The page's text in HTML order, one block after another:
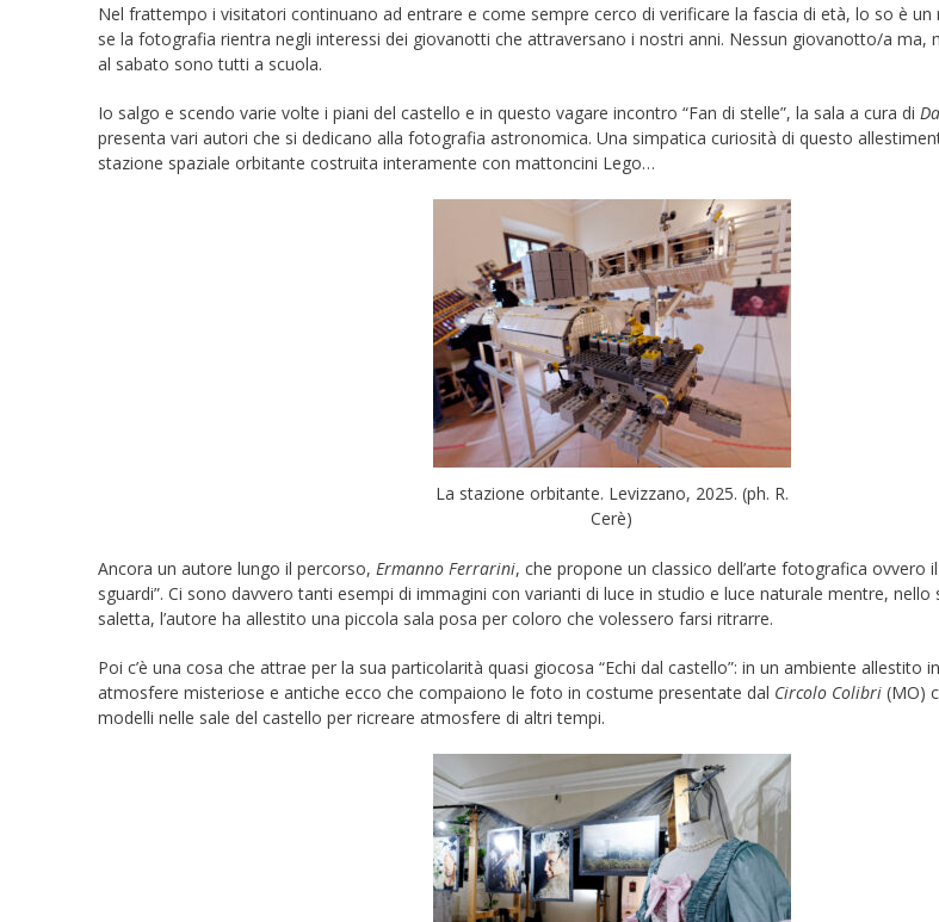
Nel frattempo i visitatori continuano ad entrare e come sempre cerco di verificare la fascia di età, lo so è
se la fotografia rientra negli interessi dei giovanotti che attraversano i nostri anni. Nessun giovanotto/a ma,
al sabato sono tutti a scuola.
Io salgo e scendo varie volte i piani del castello e in questo vagare incontro “Fan di stelle”, la sala a cura di
presenta vari autori che si dedicano alla fotografia astronomica. Una simpatica curiosità di questo
stazione spaziale orbitante costruita interamente con mattoncini Lego…
La stazione orbitante. Levizzano, 2025. (ph. R.
Cerè)
Ancora un autore lungo il percorso, Ermanno Ferrarini, che propone un classico dell’arte fotografica ovvero
sguardi”. Ci sono davvero tanti esempi di immagini con varianti di luce in studio e luce naturale mentre,
saletta, l’autore ha allestito una piccola sala posa per coloro che volessero farsi ritrarre.
Poi c’è una cosa che attrae per la sua particolarità quasi giocosa “Echi dal castello”: in un ambiente allestito
atmosfere misteriose e antiche ecco che compaiono le foto in costume presentate dal Circolo Colibri (MO)
modelli nelle sale del castello per ricreare atmosfere di altri tempi.